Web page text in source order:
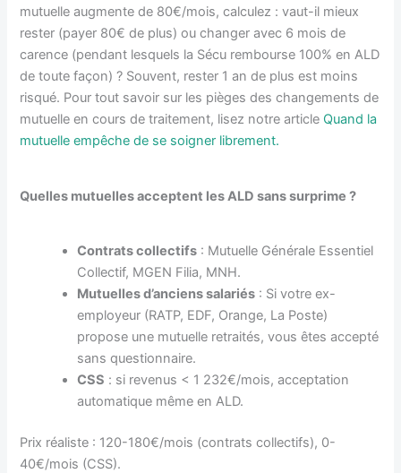
mutuelle augmente de 80€/mois, calculez : vaut-il mieux
rester (payer 80€ de plus) ou changer avec 6 mois de
carence (pendant lesquels la Sécu rembourse 100% en ALD
de toute façon) ? Souvent, rester 1 an de plus est moins
risqué. Pour tout savoir sur les pièges des changements de
mutuelle en cours de traitement, lisez notre article Quand la
mutuelle empêche de se soigner librement.
Quelles mutuelles acceptent les ALD sans surprime ?
Contrats collectifs : Mutuelle Générale Essentiel
Collectif, MGEN Filia, MNH.
Mutuelles d’anciens salariés : Si votre ex-
employeur (RATP, EDF, Orange, La Poste)
propose une mutuelle retraités, vous êtes accepté
sans questionnaire.
CSS : si revenus < 1 232€/mois, acceptation
automatique même en ALD.
Prix réaliste : 120-180€/mois (contrats collectifs), 0-
40€/mois (CSS).